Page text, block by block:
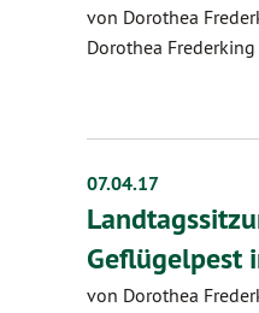
von Dorothea
Dorothea
07.04.17
Geflügelpest
von Dorothea